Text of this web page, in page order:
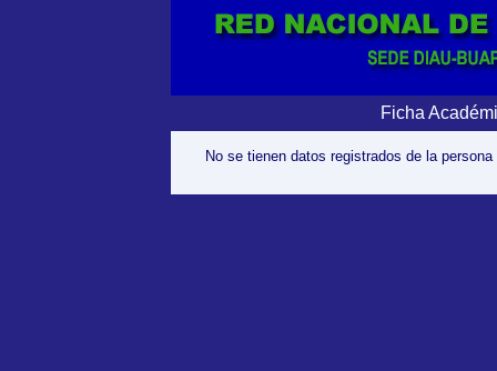
Ficha
No se tienen datos registrados de la persona